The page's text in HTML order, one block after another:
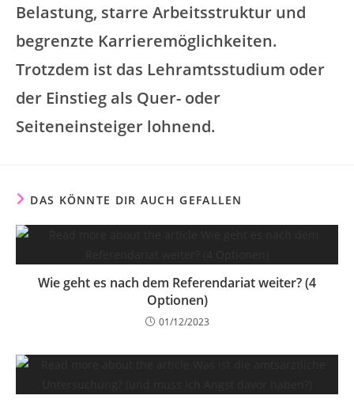
Belastung, starre Arbeitsstruktur und
begrenzte Karrieremöglichkeiten.
Trotzdem ist das Lehramtsstudium oder
der Einstieg als Quer- oder
Seiteneinsteiger lohnend.
DAS KÖNNTE DIR AUCH GEFALLEN
Wie geht es nach dem Referendariat weiter? (4
Optionen)
01/12/2023